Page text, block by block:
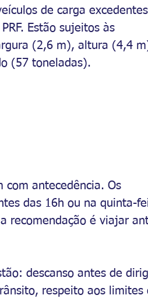
de carga excedentes
Estão sujeitos às
(2,6 m), altura (4,4
(57 toneladas).
com antecedência. Os
das 16h ou na quinta-
recomendação é viajar
descanso antes de
respeito aos limites